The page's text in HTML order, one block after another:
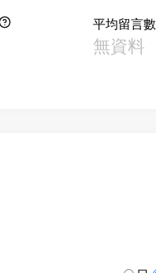
平均留言數
無資料